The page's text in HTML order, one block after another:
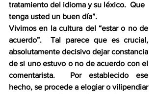
tratamiento del idioma y su léxico.  Que
tenga usted un buen día”.
Vivimos en la cultura del “estar o no de
acuerdo”.  Tal parece que es crucial,
absolutamente decisivo dejar constancia
de si uno estuvo o no de acuerdo con el
comentarista.  Por establecido ese
hecho, se procede a elogiar o vilipendiar